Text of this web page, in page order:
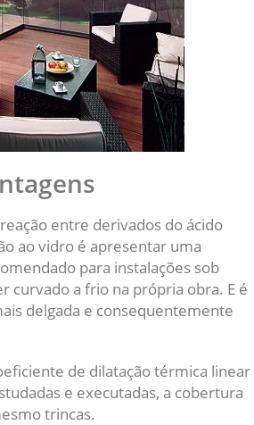
entre derivados do ácido
ao vidro é apresentar uma
para instalações sob
curvado a frio na própria obra. E é
delgada e consequentemente
de dilatação térmica linear
e executadas, a cobertura
trincas.